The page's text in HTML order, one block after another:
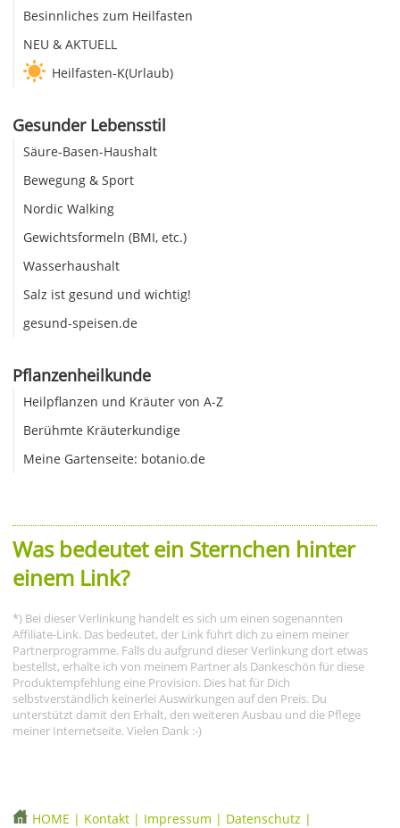
Besinnliches zum Heilfasten
NEU & AKTUELL
Heilfasten-K(Urlaub)
Gesunder Lebensstil
Säure-Basen-Haushalt
Bewegung & Sport
Nordic Walking
Gewichtsformeln (BMI, etc.)
Wasserhaushalt
Salz ist gesund und wichtig!
gesund-speisen.de
Pflanzenheilkunde
Heilpflanzen und Kräuter von A-Z
Berühmte Kräuterkundige
Meine Gartenseite: botanio.de
Was bedeutet ein Sternchen hinter
einem Link?
*) Bei dieser Verlinkung handelt es sich um einen sogenannten
Affiliate-Link. Das bedeutet, der Link führt dich zu einem meiner
Partnerprogramme. Falls du aufgrund dieser Verlinkung dort etwas
bestellst, erhalte ich von meinem Partner als Dankeschön für diese
Produktempfehlung eine Provision. Dies hat für Dich
selbstverständlich keinerlei Auswirkungen auf den Preis. Du
unterstützt damit den Erhalt, den weiteren Ausbau und die Pflege
meiner Internetseite. Vielen Dank :-)
HOME | Kontakt | Impressum | Datenschutz |